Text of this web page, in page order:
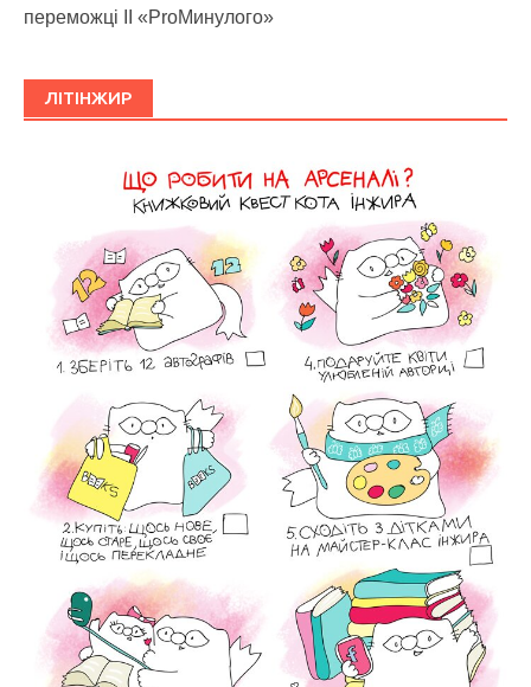
переможці ІІ «ProМинулого»
ЛІТІНЖИР